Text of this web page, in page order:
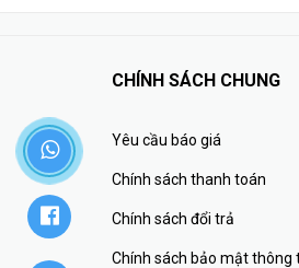
CHÍNH SÁCH CHUNG
Yêu cầu báo giá
Chính sách thanh toán
Chính sách đổi trả
Chính sách bảo mật thông